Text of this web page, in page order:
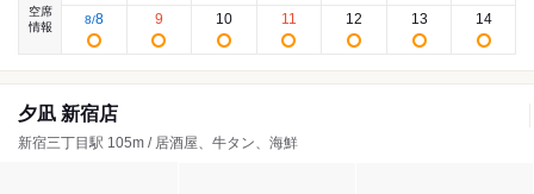
空席
情報
8/8 9 10 11 12 13 14
夕凪 新宿店
新宿三丁目駅 105m / 居酒屋、牛タン、海鮮